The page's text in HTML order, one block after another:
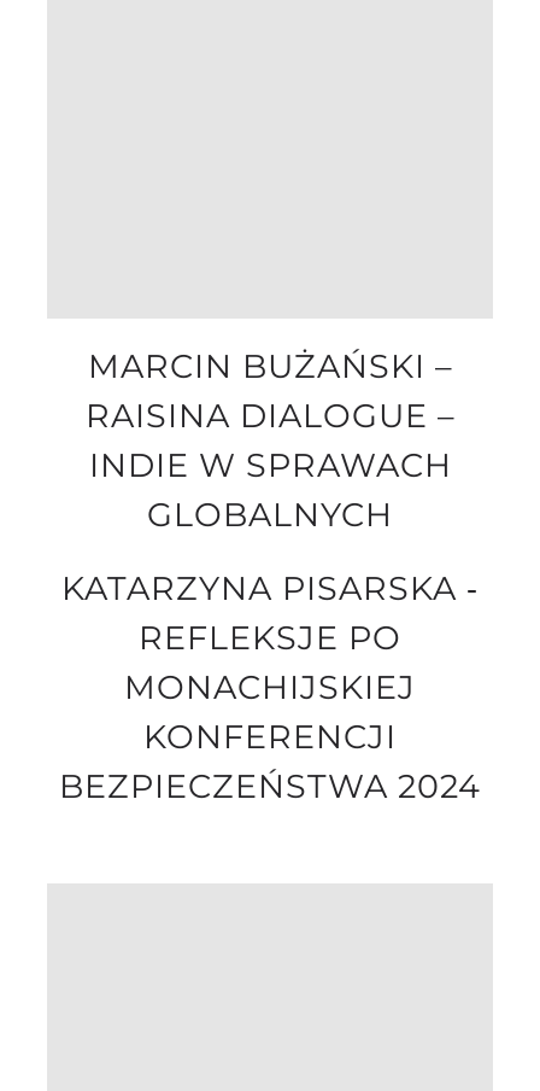
MARCIN BUŻAŃSKI –
RAISINA DIALOGUE –
INDIE W SPRAWACH
GLOBALNYCH
KATARZYNA PISARSKA ‐
REFLEKSJE PO
MONACHIJSKIEJ
KONFERENCJI
BEZPIECZEŃSTWA 2024